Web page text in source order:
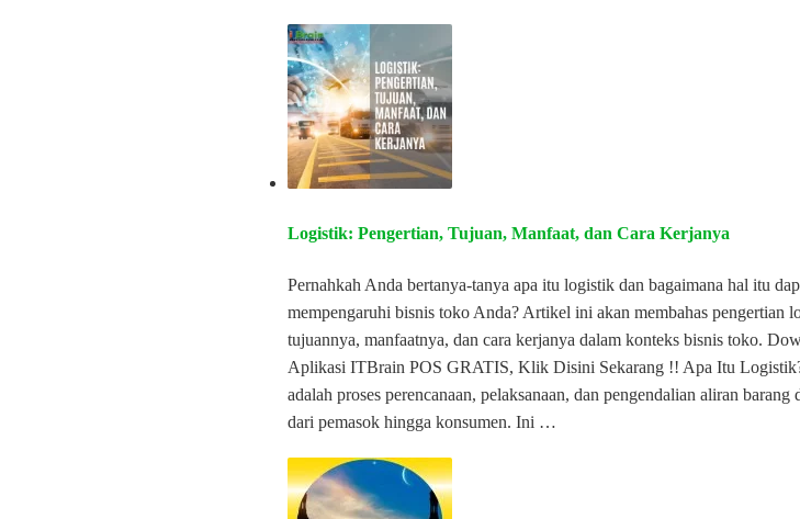
Logistik: Pengertian, Tujuan, Manfaat, dan Cara Kerjanya
Pernahkah Anda bertanya-tanya apa itu logistik dan bagaimana hal itu
mempengaruhi bisnis toko Anda? Artikel ini akan membahas pengertian
tujuannya, manfaatnya, dan cara kerjanya dalam konteks bisnis toko.
Aplikasi ITBrain POS GRATIS, Klik Disini Sekarang !! Apa Itu
adalah proses perencanaan, pelaksanaan, dan pengendalian aliran barang
dari pemasok hingga konsumen. Ini …